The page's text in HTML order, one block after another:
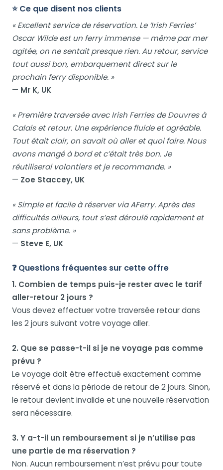
⭐ Ce que disent nos clients
« Excellent service de réservation. Le ‘Irish Ferries’
Oscar Wilde est un ferry immense — même par mer
agitée, on ne sentait presque rien. Au retour, service
tout aussi bon, embarquement direct sur le
prochain ferry disponible. »
— Mr K, UK
« Première traversée avec Irish Ferries de Douvres à
Calais et retour. Une expérience fluide et agréable.
Tout était clair, on savait où aller et quoi faire. Nous
avons mangé à bord et c’était très bon. Je
réutiliserai volontiers et je recommande. »
— Zoe Staccey, UK
« Simple et facile à réserver via AFerry. Après des
difficultés ailleurs, tout s’est déroulé rapidement et
sans problème. »
— Steve E, UK
❓ Questions fréquentes sur cette offre
1. Combien de temps puis-je rester avec le tarif
aller-retour 2 jours ?
Vous devez effectuer votre traversée retour dans
les 2 jours suivant votre voyage aller.
2. Que se passe-t-il si je ne voyage pas comme
prévu ?
Le voyage doit être effectué exactement comme
réservé et dans la période de retour de 2 jours. Sinon,
le retour devient invalide et une nouvelle réservation
sera nécessaire.
3. Y a-t-il un remboursement si je n’utilise pas
une partie de ma réservation ?
Non. Aucun remboursement n’est prévu pour toute